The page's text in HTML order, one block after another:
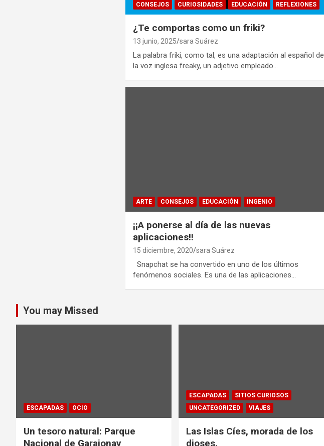
CONSEJOS CURIOSIDADES EDUCACIÓN REFLEXIONES
¿Te comportas como un friki?
13 junio, 2025 sara Suárez
La palabra friki, como tal, es una adaptación al español de
la voz inglesa freaky, un adjetivo empleado…
ARTE CONSEJOS EDUCACIÓN INGENIO
¡¡A ponerse al día de las nuevas
aplicaciones!!
15 diciembre, 2020 sara Suárez
Snapchat se ha convertido en uno de los últimos
fenómenos sociales. Es una de las aplicaciones…
You may Missed
ESCAPADAS OCIO
Un tesoro natural: Parque
Nacional de Garajonay
ESCAPADAS
SITIOS CURIOSOS
UNCATEGORIZED
VIAJES
Las Islas Cíes, morada de los
dioses.